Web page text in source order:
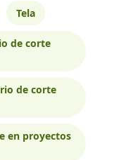
Tela
de corte
de corte
en proyectos